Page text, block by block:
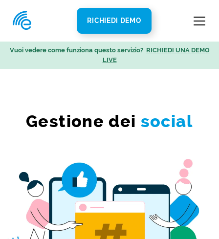
RICHIEDI DEMO
Gestione dei social
Vuoi vedere come funziona questo servizio? RICHIEDI UNA DEMO
LIVE